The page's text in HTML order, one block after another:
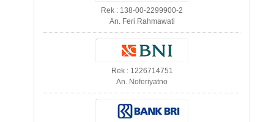
Rek : 138-00-2299900-2
An. Feri Rahmawati
Rek : 1226714751
An. Noferiyatno